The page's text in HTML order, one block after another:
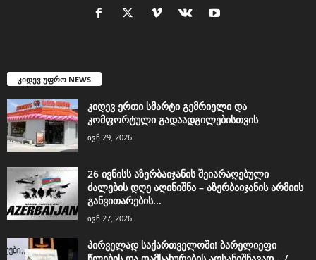
კიდევ უფრო NEWS
კიდევ ერთი სმარტი გემრიელი და
კომფორტული გადაადგილებისთვის
ივნ 29, 2026
26 ივნისს აზერბაიჯანის შეიარაღებული
ძალების დღე აღინიშნა – აზერბაიჯანის არმიის
განვითარების...
ივნ 27, 2026
პირველად საქართველოში! ბარელიეფი